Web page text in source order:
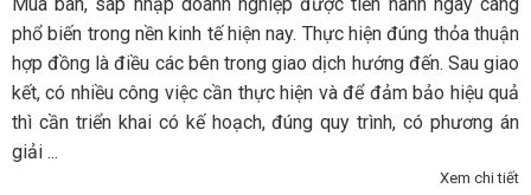
phổ biến trong nền kinh tế hiện nay. Thực hiện đúng thỏa thuận
hợp đồng là điều các bên trong giao dịch hướng đến. Sau giao
kết, có nhiều công việc cần thực hiện và để đảm bảo hiệu quả
thì cần triển khai có kế hoạch, đúng quy trình, có phương án
giải ...
Xem chi tiết